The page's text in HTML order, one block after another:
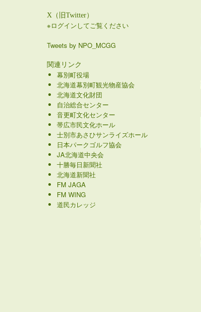
X（旧Twitter）
※ログインしてご覧ください
Tweets by NPO_MCGG
関連リンク
幕別町役場
北海道幕別町観光物産協会
北海道文化財団
自治総合センター
音更町文化センター
帯広市民文化ホール
士別市あさひサンライズホール
日本パークゴルフ協会
JA北海道中央会
十勝毎日新聞社
北海道新聞社
FM JAGA
FM WING
道民カレッジ